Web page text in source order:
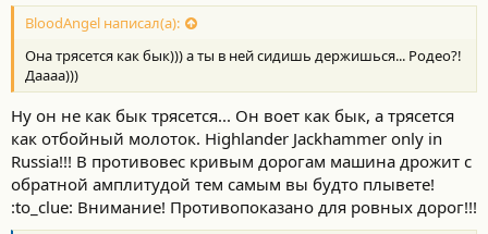
BloodAngel написал(а):
Она трясется как бык))) а ты в ней сидишь держишься... Родео?!
Даааа)))
Ну он не как бык трясется... Он воет как бык, а трясется
как отбойный молоток. Highlander Jackhammer only in
Russia!!! В противовес кривым дорогам машина дрожит с
обратной амплитудой тем самым вы будто плывете!
:to_clue: Внимание! Противопоказано для ровных дорог!!!